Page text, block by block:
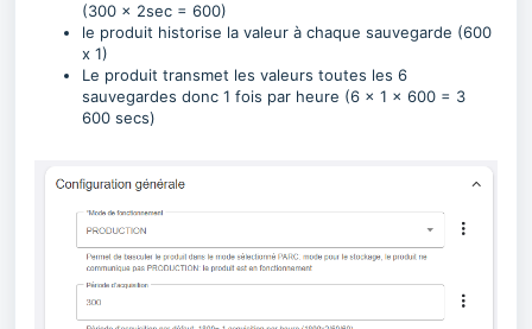
(300 x 2sec = 600)
le produit historise la valeur à chaque sauvegarde (600
x 1)
Le produit transmet les valeurs toutes les 6
sauvegardes donc 1 fois par heure (6 x 1 x 600 = 3
600 secs)